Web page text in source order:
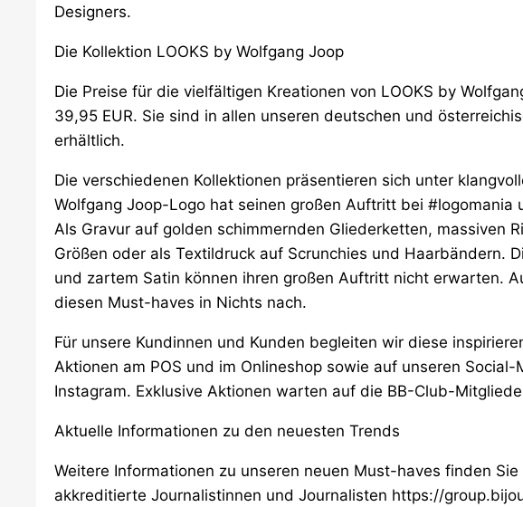
Designers.
Die Kollektion LOOKS by Wolfgang Joop
Die Preise für die vielfältigen Kreationen von LOOKS by
39,95 EUR. Sie sind in allen unseren deutschen und
erhältlich.
Die verschiedenen Kollektionen präsentieren sich unter
Wolfgang Joop-Logo hat seinen großen Auftritt bei #logomania
Als Gravur auf golden schimmernden Gliederketten, massiven
Größen oder als Textildruck auf Scrunchies und Haarbändern.
und zartem Satin können ihren großen Auftritt nicht erwarten.
diesen Must-haves in Nichts nach.
Für unsere Kundinnen und Kunden begleiten wir diese
Aktionen am POS und im Onlineshop sowie auf unseren
Instagram. Exklusive Aktionen warten auf die BB-Club-
Aktuelle Informationen zu den neuesten Trends
Weitere Informationen zu unseren neuen Must-haves finden
akkreditierte Journalistinnen und Journalisten https://